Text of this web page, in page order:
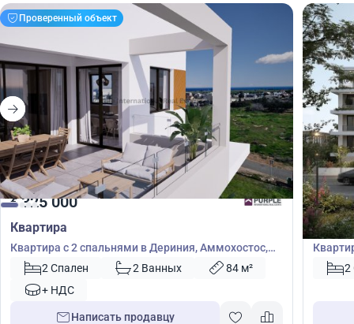
Проверенный объект
€325 000
Квартира
Квартира с 2 спальнями в Дериния, Аммохостос,
Кипр № 39462
2 Спален 2 Ванных
84 м²
+ НДС
Написать продавцу
€325
Кипр2